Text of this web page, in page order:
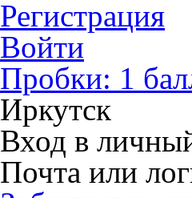
Регистрация
Войти
Пробки: 1
Иркутск
Вход в
Почта или